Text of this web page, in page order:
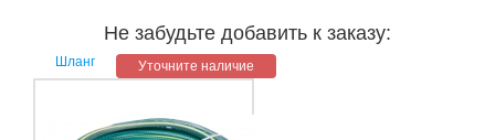
Не забудьте добавить к заказу:
Уточните наличие
Шланг